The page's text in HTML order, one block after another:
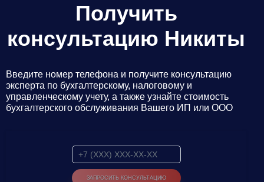
Получить
консультацию Никиты
Введите номер телефона и получите консультацию
эксперта по бухгалтерскому, налоговому и
управленческому учету, а также узнайте стоимость
бухгалтерского обслуживания Вашего ИП или ООО